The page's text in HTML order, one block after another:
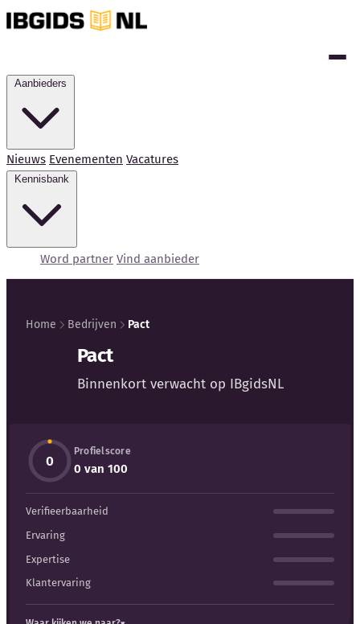
Nieuws Evenementen Vacatures
Word partner Vind aanbieder
Externe bronnen
Woordenboek
Auteurs
Home Bedrijven Pact
Pact
Binnenkort verwacht op IBgidsNL
0
Profielscore
0 van 100
Verifieerbaarheid
Ervaring
Expertise
Klantervaring